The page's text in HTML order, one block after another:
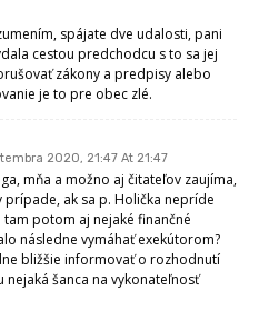
spájate dve udalosti, pani
cestou predchodcu s to sa jej
zákony a predpisy alebo
je to pre obec zlé.
2020, 21:47 At 21:47
mňa a možno aj čitateľov zaujíma,
prípade, ak sa p. Holička nepríde
tam potom aj nejaké finančné
následne vymáhať exekútorom?
bližšie informovať o rozhodnutí
nejaká šanca na vykonateľnosť